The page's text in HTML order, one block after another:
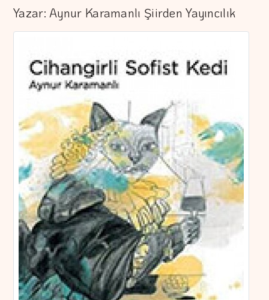
Yazar: Aynur Karamanlı Şiirden Yayıncılık